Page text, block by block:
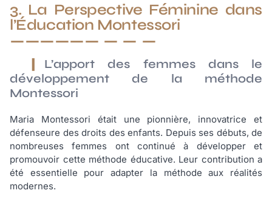
3. La Perspective Féminine dans
l’Éducation Montessori
L’apport des femmes dans le
développement de la méthode
Montessori
Maria Montessori était une pionnière, innovatrice et
défenseure des droits des enfants. Depuis ses débuts, de
nombreuses femmes ont continué à développer et
promouvoir cette méthode éducative. Leur contribution a
été essentielle pour adapter la méthode aux réalités
modernes.